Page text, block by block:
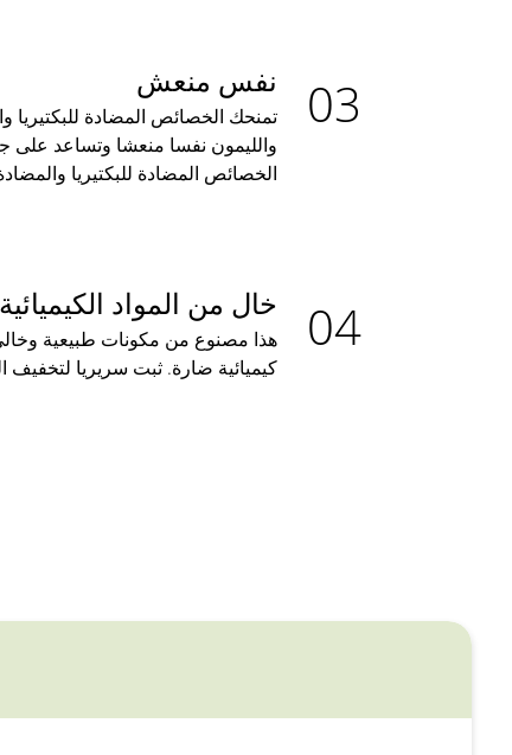
نفس منعش
تمنحك الخصائص المضادة للبكتيريا
والليمون نفسا منعشا وتساعد على
الخصائص المضادة للبكتيريا
خال من المواد
هذا مصنوع من مكونات طبيعية
كيميائية ضارة. ثبت سريريا لتخفيف